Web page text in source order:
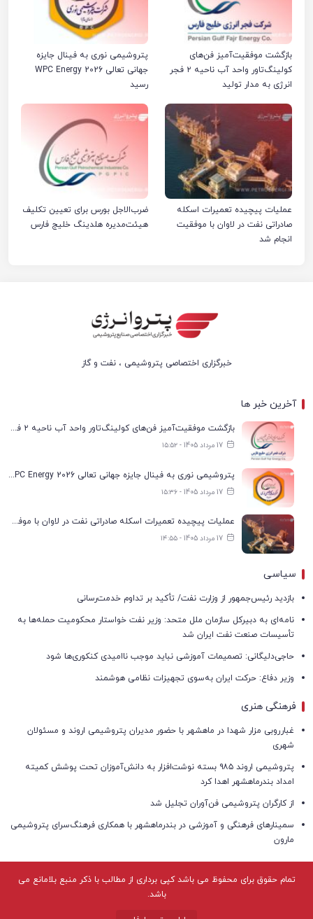
بازگشت موفقیت‌آمیز فن‌های
کولینگ‌تاور واحد آب ناحیه ۲ فجر
انرژی به مدار تولید
پتروشیمی نوری به فینال جایزه
جهانی تعالی WPC Energy 2026
رسید
عملیات پیچیده تعمیرات اسکله
صادراتی نفت در لاوان با موفقیت
انجام شد
ضرب‌الاجل بورس برای تعیین تکلیف
هیئت‌مدیره هلدینگ خلیج فارس
خبرگزاری اختصاصی پتروشیمی ، نفت و گاز
آخرین خبر ها
بازگشت موفقیت‌آمیز فن‌های کولینگ‌تاور واحد آب ناحیه ۲ فجر انرژی به مدار تولید
17 مرداد 1405 - ۱۵:۵۲
پتروشیمی نوری به فینال جایزه جهانی تعالی WPC Energy 2026 رسید
17 مرداد 1405 - ۱۵:۳۶
عملیات پیچیده تعمیرات اسکله صادراتی نفت در لاوان با موفقیت انجام شد
17 مرداد 1405 - ۱۴:۵۵
سیاسی
بازدید رئیس‌جمهور از وزارت نفت/ تأکید بر تداوم خدمت‌رسانی
نامه‌ای به دبیرکل سازمان ملل متحد: وزیر نفت خواستار محکومیت حمله‌ها به
تأسیسات صنعت نفت ایران شد
حاجی‌دلیگانی: تصمیمات آموزشی نباید موجب ناامیدی کنکوری‌ها شود
وزیر دفاع: حرکت ایران به‌سوی تجهیزات نظامی هوشمند
فرهنگی هنری
غبارروبی مزار شهدا در ماهشهر با حضور مدیران پتروشیمی اروند و مسئولان
شهری
پتروشیمی اروند ۹۸۵ بسته نوشت‌افزار به دانش‌آموزان تحت پوشش کمیته
امداد بندرماهشهر اهدا کرد
از کارگران پتروشیمی فن‌آوران تجلیل شد
سمینارهای فرهنگی و آموزشی در بندرماهشهر با همکاری فرهنگ‌سرای پتروشیمی
مارون
تمام حقوق برای محفوظ می باشد کپی برداری از مطالب با ذکر منبع بلامانع می
باشد.